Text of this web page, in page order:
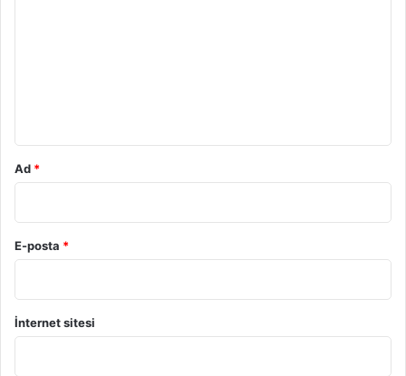
Ad *
E-posta *
İnternet sitesi